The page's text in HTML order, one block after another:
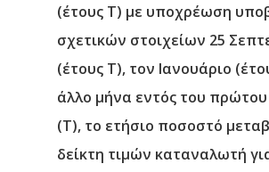
(έτους Τ) με υποχρέωση
σχετικών στοιχείων 25
(έτους Τ), τον Ιανουάριο
άλλο μήνα εντός του πρώτου
(Τ), το ετήσιο ποσοστό
δείκτη τιμών καταναλωτή